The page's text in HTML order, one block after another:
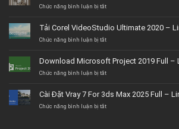
Chức năng bình luận bị tắtở
nội
thất
tín,
giá
lượng
Tải Corel VideoStudio Ultimate 2020 –
Chức năng bình luận bị tắtở
VideoStudio
Ultimate
Link
GG
Download Microsoft Project 2019 Full –
Chức năng bình luận bị tắtở
Project
2019
Cài Đặt Vray 7 For 3ds Max 2025 Full –
Chức năng bình luận bị tắtở